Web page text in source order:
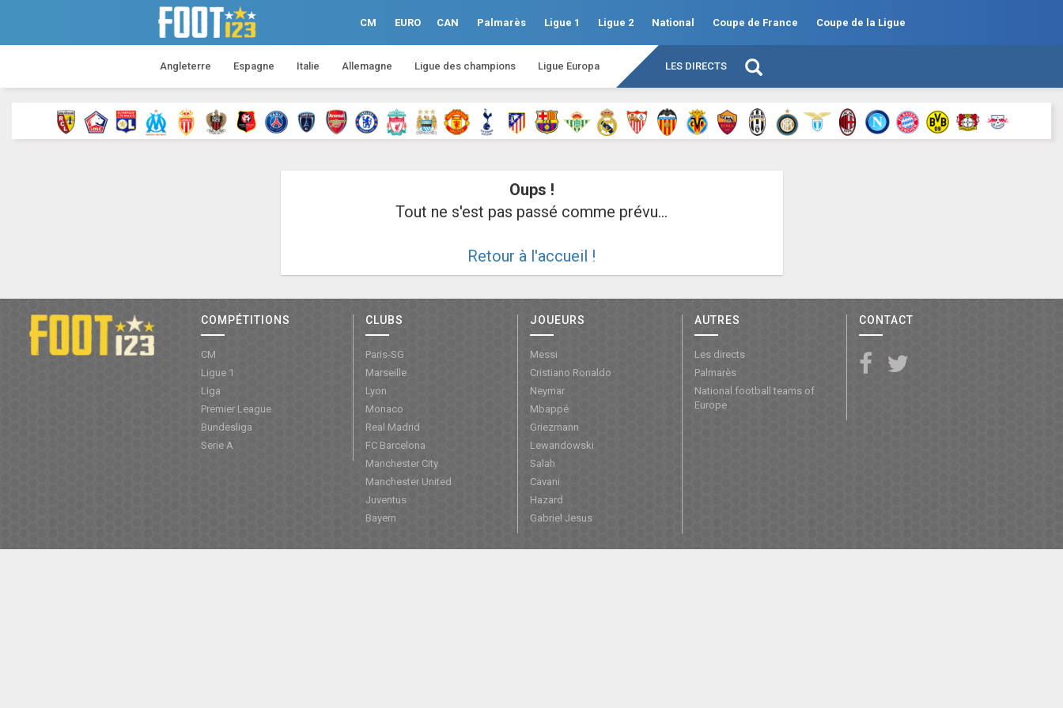
CM EURO CAN Palmarès Ligue 1 Ligue 2 National Coupe de France Coupe de la Ligue
Angleterre Espagne Italie Allemagne Ligue des champions Ligue Europa LES DIRECTS
Oups !
Tout ne s'est pas passé comme prévu...
Retour à l'accueil !
COMPÉTITIONS
CM
Ligue 1
Liga
Premier League
Bundesliga
Serie A
CLUBS
Paris-SG
Marseille
Lyon
Monaco
Real Madrid
FC Barcelona
Manchester City
Manchester United
Juventus
Bayern
JOUEURS
Messi
Cristiano Ronaldo
Neymar
Mbappé
Griezmann
Lewandowski
Salah
Cavani
Hazard
Gabriel Jesus
AUTRES
Les directs
Palmarès
National football teams of
Europe
CONTACT